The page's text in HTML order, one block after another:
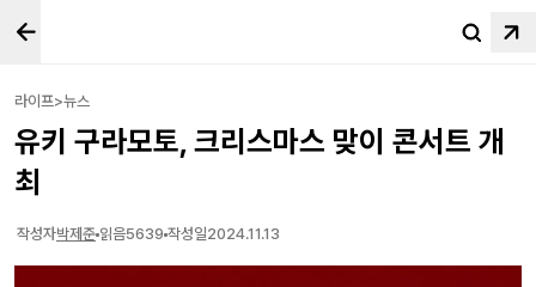
라이프>뉴스
유키 구라모토, 크리스마스 맞이 콘서트 개
최
작성자박제준 읽음5639 작성일2024.11.13